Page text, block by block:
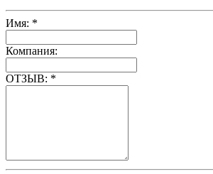
Имя: *
Компания:
ОТЗЫВ: *